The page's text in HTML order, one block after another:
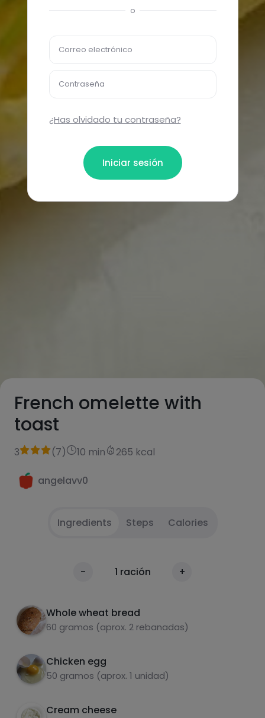
French omelette with
toast
3 (7) 10 min 265 kcal
angelavv0
Ingredients Steps Calories
- 1 ración +
Whole wheat bread
60 gramos (aprox. 2 rebanadas)
Chicken egg
50 gramos (aprox. 1 unidad)
Cream cheese
3 Spread the toast with the cream cheese
spread.
4 Fry the egg in a frying pan.
o
Correo electrónico
Contraseña
¿Has olvidado tu contraseña?
Iniciar sesión